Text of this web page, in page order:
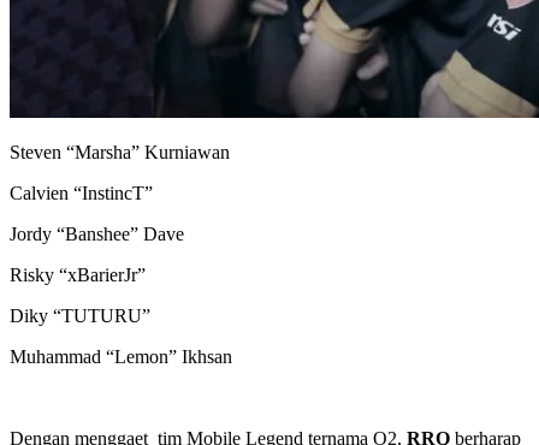
Steven “Marsha” Kurniawan
Calvien “InstincT”
Jordy “Banshee” Dave
Risky “xBarierJr”
Diky “TUTURU”
Muhammad “Lemon” Ikhsan
Dengan menggaet tim Mobile Legend ternama O2, RRQ berharap